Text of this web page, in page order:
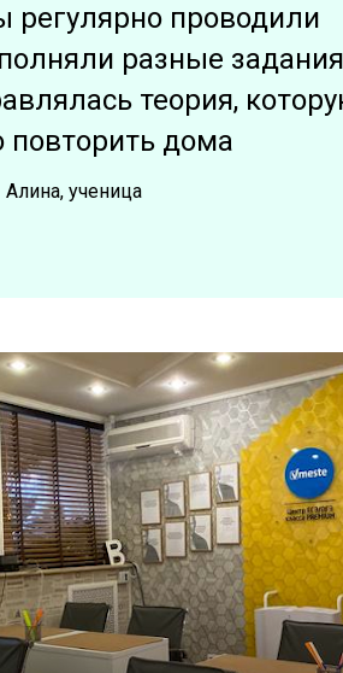
проводили
разные
теория,
дома
Алина, ученица